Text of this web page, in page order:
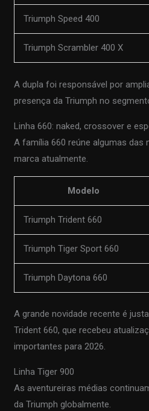
Triumph Speed 400
Triumph Scrambler 400 X
A dupla foi responsável por
presença da Triumph no
Linha 660: naked, crossover e
A família 660 reúne algumas
marca atualmente.
Modelo
Triumph Trident 660
Triumph Tiger Sport 660
Triumph Daytona 660
A grande novidade recente é
Trident 660, que recebeu
importantes para 2026.
Linha Tiger 900
As aventureiras médias
da Triumph globalmente.